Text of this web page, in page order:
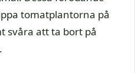
tomatplantorna på
svåra att ta bort på